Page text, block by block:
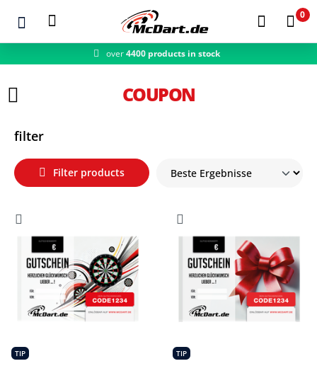
Zum Hauptinhalt springen
0
over4400 products in stock
COUPON
filter
Filter products
TIP TIP